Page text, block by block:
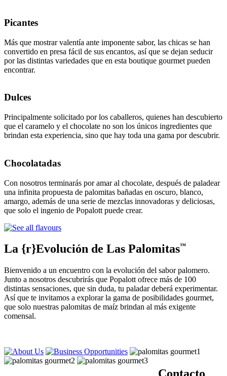
Picantes
Más que mostrar valentía ante imponente sabor, las chicas se han
convertido en presa fácil de sus encantos, así que se dejan seducir
por las distintas variedades que en esta boutique gourmet pueden
encontrar.
Dulces
Principalmente solicitado por los caballeros, quienes han descubierto
que el caramelo y el chocolate no son los únicos ingredientes que
brindan esta experiencia, sino que hay toda una gama por descubrir.
Chocolatadas
Con nosotros terminarás por amar al chocolate, después de paladear
una infinita propuesta de palomitas bañadas en oscuro, blanco,
amargo, además de una serie de mezclas innovadoras y deliciosas,
que solo el ingenio de Popalott puede crear.
La {r}Evolución de Las Palomitas™
Bienvenido a un encuentro con la evolución del sabor palomero.
Junto a nosotros descubrirás que Popalott ofrece más de 100
distintas sensaciones, que sin duda, tu paladar deberá experimentar.
Así que te invitamos a explorar la gama de posibilidades gourmet,
que solo nuestras palomitas de maíz brindan al más exigente
comensal.